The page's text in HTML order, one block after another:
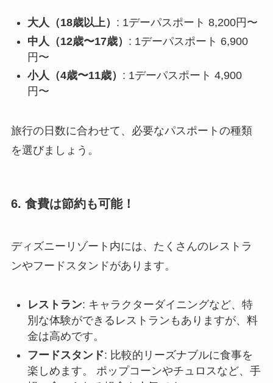
大人（18歳以上） : 1デーパスポート 8,200円〜
中人（12歳〜17歳） : 1デーパスポート 6,900
円〜
小人（4歳〜11歳） : 1デーパスポート 4,900
円〜
旅行の日数に合わせて、必要なパスポートの種類
を選びましょう。
6. 食費は節約も可能！
ディズニーリゾート内には、たくさんのレストラ
ンやフードスタンドがあります。
レストラン: キャラクターダイニングなど、特
別な体験ができるレストランもありますが、料
金は高めです。
フードスタンド: 比較的リーズナブルに食事を
楽しめます。 ポップコーンやチュロスなど、手